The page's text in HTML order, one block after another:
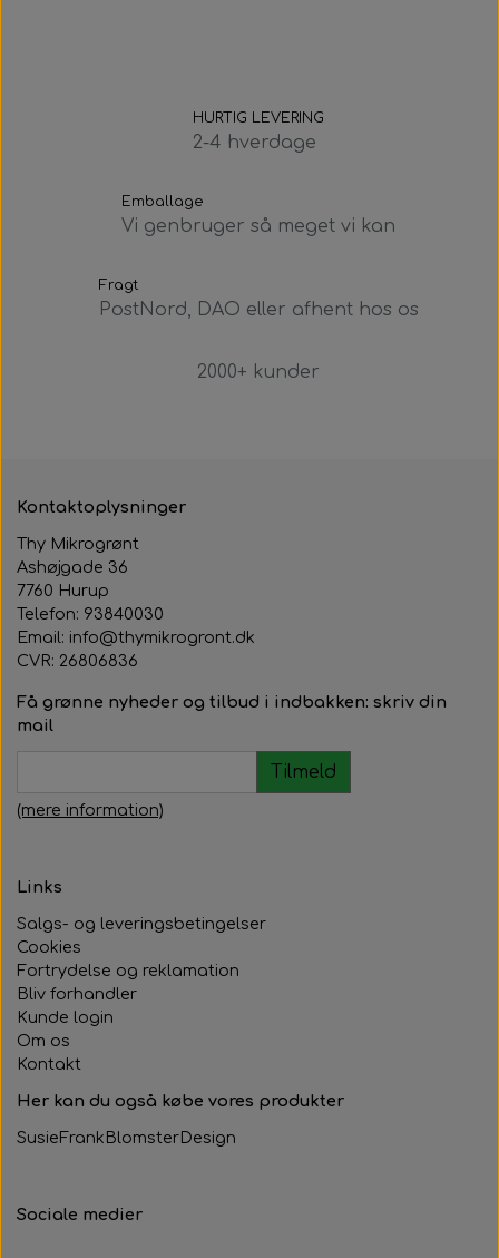
HURTIG LEVERING
2-4 hverdage
Emballage
Vi genbruger så meget vi kan
Fragt
PostNord, DAO eller afhent hos os
2000+ kunder
Kontaktoplysninger
Thy Mikrogrønt
Ashøjgade 36
7760 Hurup
Telefon: 93840030
Email: info@thymikrogront.dk
CVR: 26806836
Få grønne nyheder og tilbud i indbakken: skriv din
mail
Tilmeld
(mere information)
Links
Salgs- og leveringsbetingelser
Cookies
Fortrydelse og reklamation
Bliv forhandler
Kunde login
Om os
Kontakt
Her kan du også købe vores produkter
SusieFrankBlomsterDesign
Sociale medier